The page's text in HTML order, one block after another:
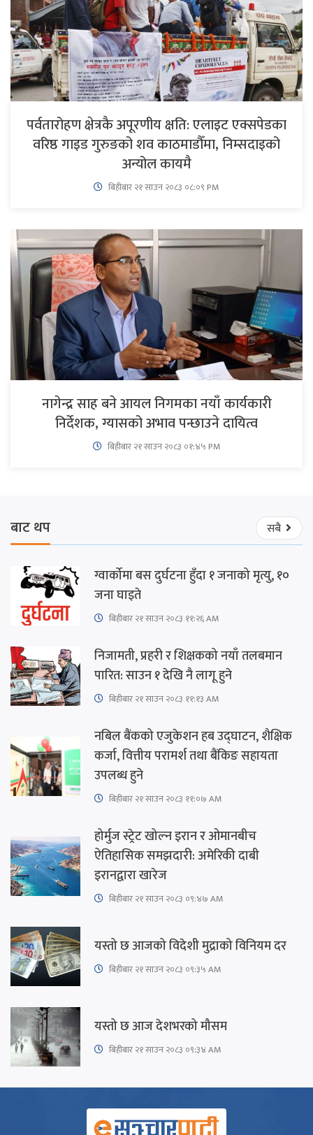
पर्वतारोहण क्षेत्रकै अपूरणीय क्षति: एलाइट एक्सपेडका
वरिष्ठ गाइड गुरुङको शव काठमाडौँमा, निम्सदाइको
अन्योल कायमै
बिहीबार २१ साउन २०८३ ०८:०९ PM
नागेन्द्र साह बने आयल निगमका नयाँ कार्यकारी
निर्देशक, ग्यासको अभाव पन्छाउने दायित्व
बिहीबार २१ साउन २०८३ ०१:४५ PM
बाट थप सबै
ग्वार्कोमा बस दुर्घटना हुँदा १ जनाको मृत्यु, १०
जना घाइते
बिहीबार २१ साउन २०८३ ११:२६ AM
निजामती, प्रहरी र शिक्षकको नयाँ तलबमान
पारित: साउन १ देखि नै लागू हुने
बिहीबार २१ साउन २०८३ ११:१३ AM
नबिल बैंकको एजुकेशन हब उद्घाटन, शैक्षिक
कर्जा, वित्तीय परामर्श तथा बैंकिङ सहायता
उपलब्ध हुने
बिहीबार २१ साउन २०८३ ११:०७ AM
होर्मुज स्ट्रेट खोल्न इरान र ओमानबीच
ऐतिहासिक समझदारी: अमेरिकी दाबी
इरानद्वारा खारेज
बिहीबार २१ साउन २०८३ ०९:४७ AM
यस्तो छ आजको विदेशी मुद्राको विनियम दर
बिहीबार २१ साउन २०८३ ०९:३५ AM
यस्तो छ आज देशभरको मौसम
बिहीबार २१ साउन २०८३ ०९:३४ AM